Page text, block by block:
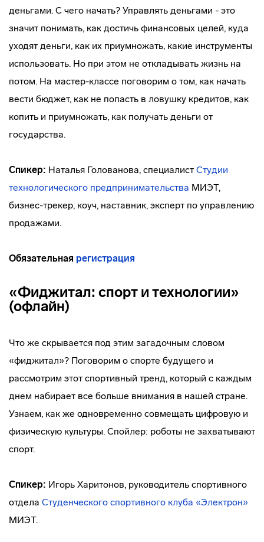
деньгами. С чего начать? Управлять деньгами - это
значит понимать, как достичь финансовых целей, куда
уходят деньги, как их приумножать, какие инструменты
использовать. Но при этом не откладывать жизнь на
потом. На мастер-классе поговорим о том, как начать
вести бюджет, как не попасть в ловушку кредитов, как
копить и приумножать, как получать деньги от
государства.
Спикер: Наталья Голованова, специалист Студии
технологического предпринимательства МИЭТ,
бизнес-трекер, коуч, наставник, эксперт по управлению
продажами.
Обязательная регистрация
«Фиджитал: спорт и технологии»
(офлайн)
Что же скрывается под этим загадочным словом
«фиджитал»? Поговорим о спорте будущего и
рассмотрим этот спортивный тренд, который с каждым
днем набирает все больше внимания в нашей стране.
Узнаем, как же одновременно совмещать цифровую и
физическую культуры. Спойлер: роботы не захватывают
спорт.
Спикер: Игорь Харитонов, руководитель спортивного
отдела Студенческого спортивного клуба «Электрон»
МИЭТ.